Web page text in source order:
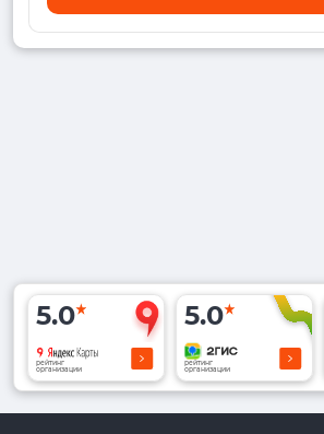
5.0
рейтинг
организации
5.0
рейтинг
организации